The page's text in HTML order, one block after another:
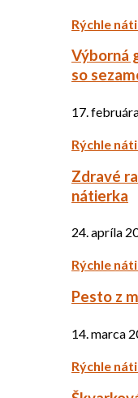
Rýchle
Výborná
so
17.
Rýchle
Zdravé
nátierka
24. apríla
Rýchle
Pesto z
14. marca
Rýchle